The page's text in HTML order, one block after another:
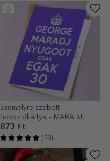
Személyre szabott
üdvözlőkártya – MARADJ
NYUGODT
873 Ft
(23)